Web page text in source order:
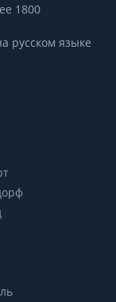
1800
русском языке